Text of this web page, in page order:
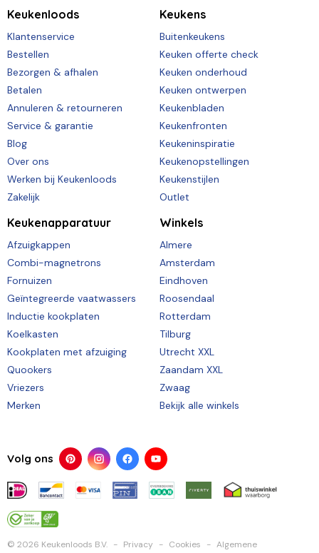
Keukenloods
Klantenservice
Bestellen
Bezorgen & afhalen
Betalen
Annuleren & retourneren
Service & garantie
Blog
Over ons
Werken bij Keukenloods
Zakelijk
Keukens
Buitenkeukens
Keuken offerte check
Keuken onderhoud
Keuken ontwerpen
Keukenbladen
Keukenfronten
Keukeninspiratie
Keukenopstellingen
Keukenstijlen
Outlet
Keukenapparatuur
Afzuigkappen
Combi-magnetrons
Fornuizen
Geïntegreerde vaatwassers
Inductie kookplaten
Koelkasten
Kookplaten met afzuiging
Quookers
Vriezers
Merken
Winkels
Almere
Amsterdam
Eindhoven
Roosendaal
Rotterdam
Tilburg
Utrecht XXL
Zaandam XXL
Zwaag
Bekijk alle winkels
Volg ons
© 2026 Keukenloods B.V. Privacy Cookies
Algemene